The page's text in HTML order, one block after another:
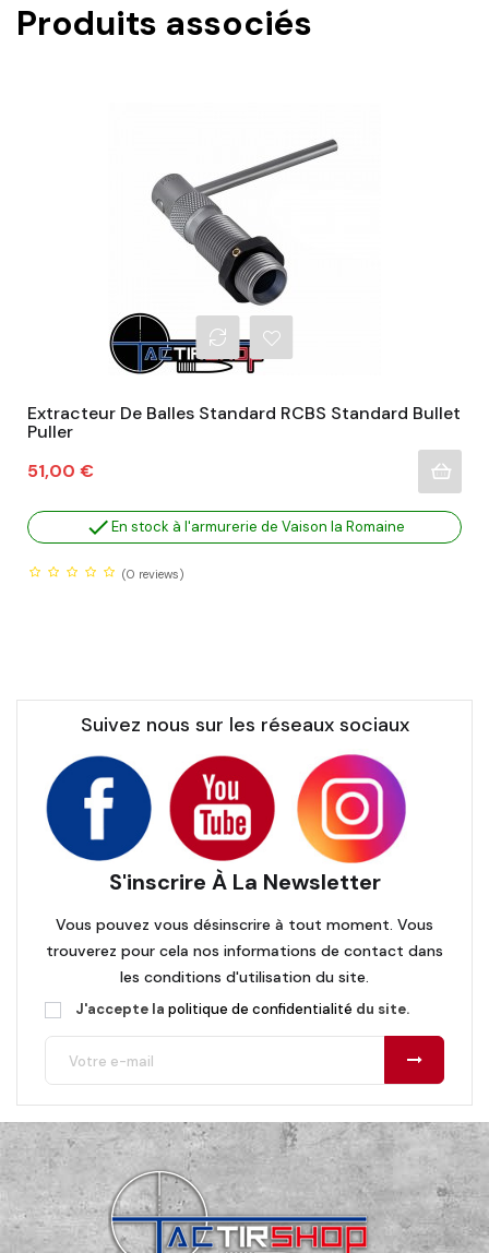
Produits associés
Extracteur De Balles Standard RCBS Standard Bullet
Puller
Prix
51,00 €
En stock à l'armurerie de Vaison la Romaine
(0 reviews)
Suivez nous sur les réseaux sociaux
S'inscrire À La Newsletter
Vous pouvez vous désinscrire à tout moment. Vous
trouverez pour cela nos informations de contact dans
les conditions d'utilisation du site.
J'accepte la politique de confidentialité du site.